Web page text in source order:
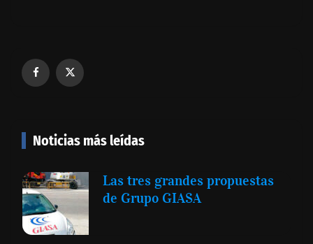
Noticias más leídas
Las tres grandes propuestas
de Grupo GIASA